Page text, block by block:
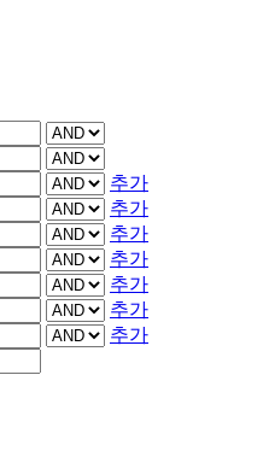
추가
추가
추가
추가
추가
추가
추가